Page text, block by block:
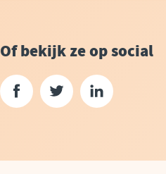
Of bekijk ze op social